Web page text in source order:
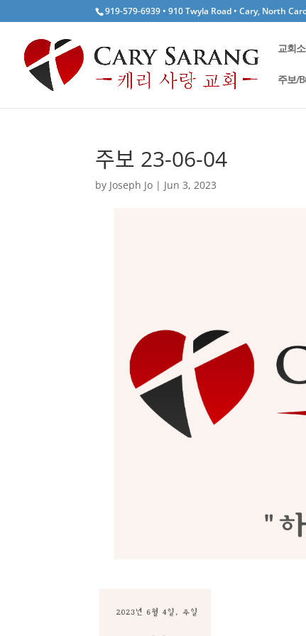
919-579-6939 • 910 Twyla Road • Cary, North
교회
주보/
주보 23-06-04
by Joseph Jo | Jun 3, 2023